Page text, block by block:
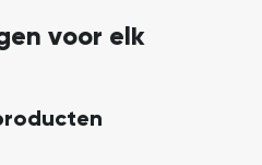
voor elk